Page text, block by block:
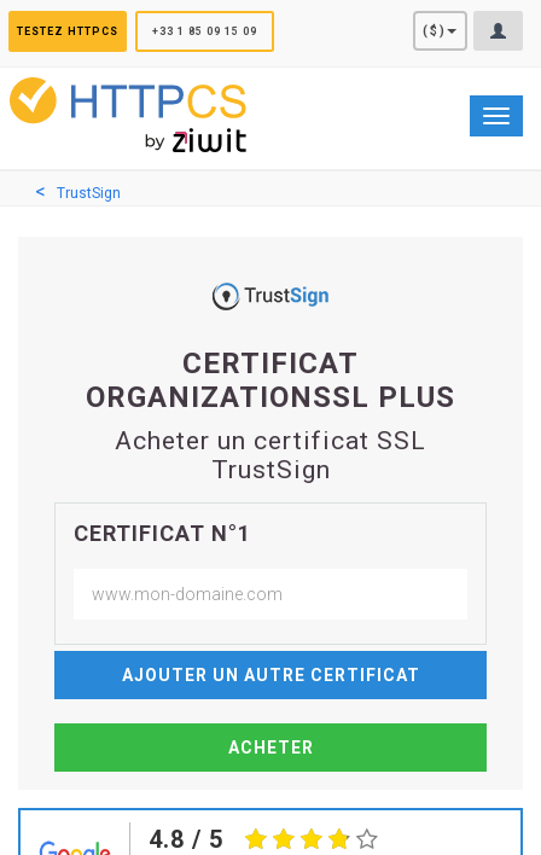
TESTEZ HTTPCS +33 1 85 09 15 09 ($)
TrustSign
CERTIFICAT
ORGANIZATIONSSL PLUS
Acheter un certificat SSL
TrustSign
CERTIFICAT N°1
AJOUTER UN AUTRE CERTIFICAT
4.8 / 5
Panneau de gestion des cookies